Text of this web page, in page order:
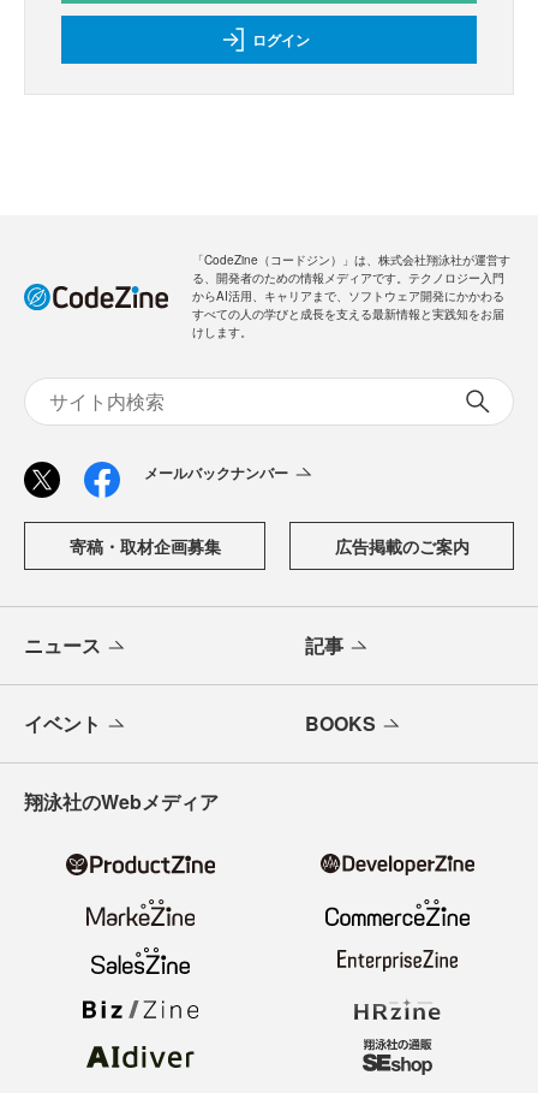
ログイン
「CodeZine（コードジン）」は、株式会社翔泳社が運営す
る、開発者のための情報メディアです。テクノロジー入門
からAI活用、キャリアまで、ソフトウェア開発にかかわる
すべての人の学びと成長を支える最新情報と実践知をお届
けします。
メールバックナンバー
寄稿・取材企画募集 広告掲載のご案内
ニュース 記事
イベント BOOKS
翔泳社のWebメディア